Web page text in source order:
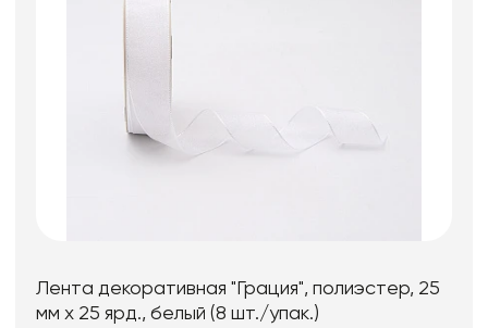
Лента декоративная "Грация", полиэстер, 25
мм х 25 ярд., белый (8 шт./упак.)